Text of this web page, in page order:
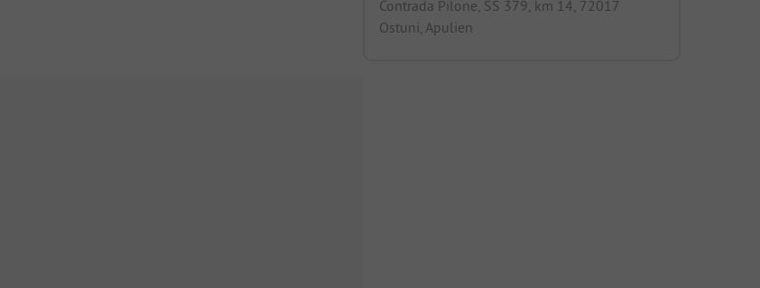
Contrada Pilone, SS 379, km 14, 72017
Ostuni, Apulien